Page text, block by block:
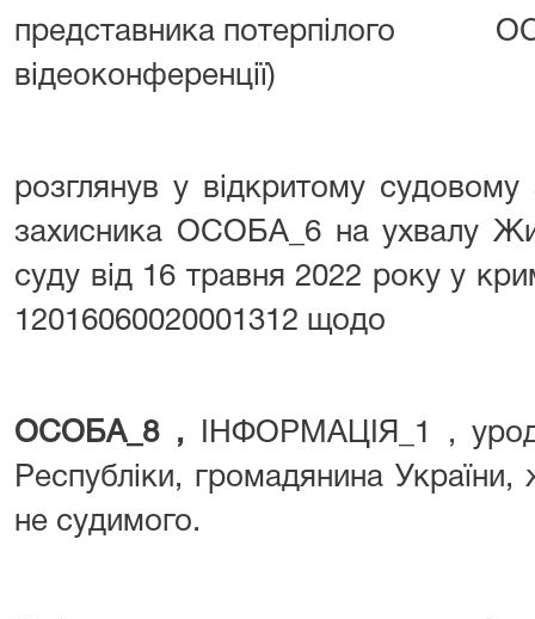
представника потерпілого
відеоконференції)
розглянув у відкритому судовому
захисника ОСОБА_6 на ухвалу
суду від 16 травня 2022 року у
12016060020001312 щодо
ОСОБА_8 , ІНФОРМАЦІЯ_1 ,
Республіки, громадянина
не судимого.